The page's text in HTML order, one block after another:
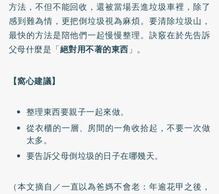
方法，不但不能回收，還被當場丟進垃圾車裡，除了
感到難為情，更把倒垃圾視為麻煩。要清除垃圾山，
最快的方法是陪他們一起慢慢整理。訣竅在於先告訴
父母什麼是「絕對用不著的東西」。
【窩心建議】
整理東西要親子一起來做。
從衣櫃的一層、房間的一角收拾起，不要一次做
太多。
要告訴父母倒垃圾的日子在哪幾天。
（本文摘自／一直以為爸媽不會老：年逾花甲之後，